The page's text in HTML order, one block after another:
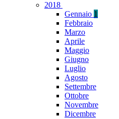
2018
Gennaio 1
Febbraio
Marzo
Aprile
Maggio
Giugno
Luglio
Agosto
Settembre
Ottobre
Novembre
Dicembre